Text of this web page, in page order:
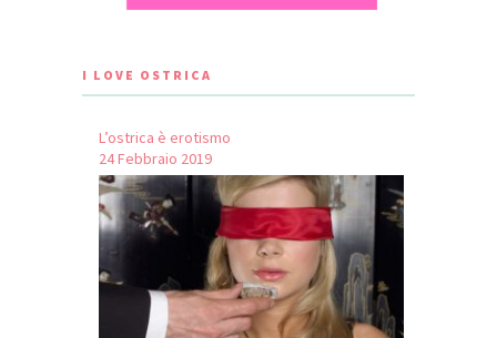
I LOVE OSTRICA
L’ostrica è erotismo
24 Febbraio 2019